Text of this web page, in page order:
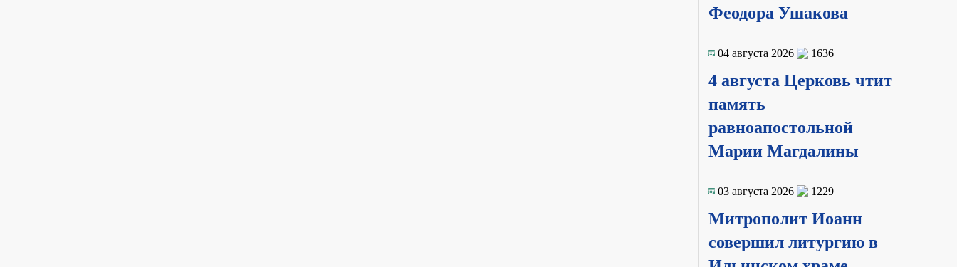
Феодора Ушакова
04 августа 2026 1636
4 августа Церковь чтит
память
равноапостольной
Марии Магдалины
03 августа 2026 1229
Митрополит Иоанн
совершил литургию в